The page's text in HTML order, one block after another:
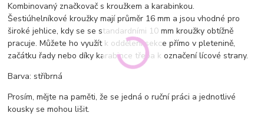
Kombinovaný značkovač s kroužkem a karabinkou.
Šestiúhelníkové kroužky mají průměr 16 mm a jsou vhodné pro
široké jehlice, kdy se se standardními 10 mm kroužky obtížně
pracuje. Můžete ho využít k oddělení sekce přímo v pletenině,
začátku řady nebo díky karabince třeba k označení lícové strany.
Barva: stříbrná
Prosím, mějte na paměti, že se jedná o ruční práci a jednotlivé
kousky se mohou lišit.